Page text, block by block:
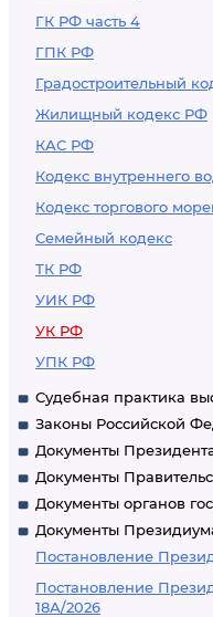
ГК РФ часть 4
ГПК РФ
Градостроительный
Жилищный кодекс РФ
КАС РФ
Кодекс внутреннего
Кодекс торгового
Семейный кодекс
ТК РФ
УИК РФ
УК РФ
УПК РФ
Судебная практика
Законы Российской
Документы
Документы
Документы органов
Документы
Постановление
Постановление
18А/2026